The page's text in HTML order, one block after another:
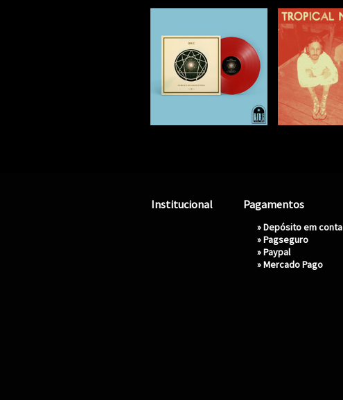
Institucional Pagamentos
» Depósito em conta
»Pagseguro
»Paypal
»Mercado Pago